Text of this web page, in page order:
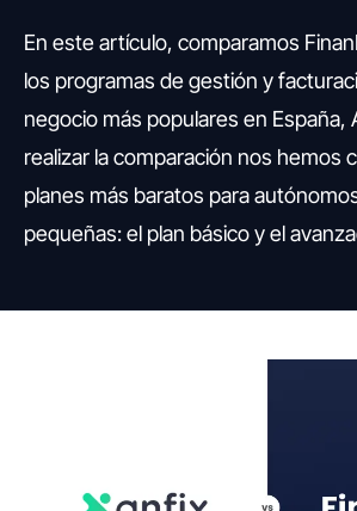
En este artículo, comparamos
los programas de gestión y
negocio más populares en España,
realizar la comparación nos hemos
planes más baratos para
pequeñas: el plan básico y el